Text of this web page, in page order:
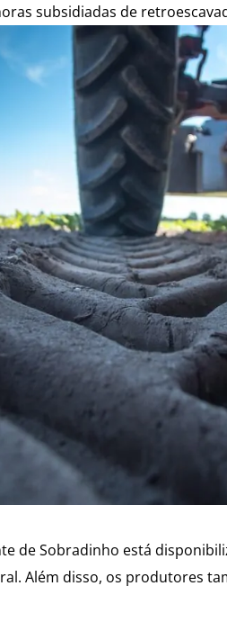
subsidiadas de
de Sobradinho está
Além disso, os produtores